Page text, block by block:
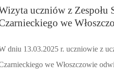
uczniów z Zespołu
we
dniu 13.03.2025 r. uczniowie z
we Włoszczowie